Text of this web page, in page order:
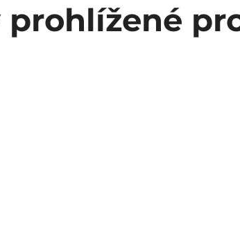
prohlížené